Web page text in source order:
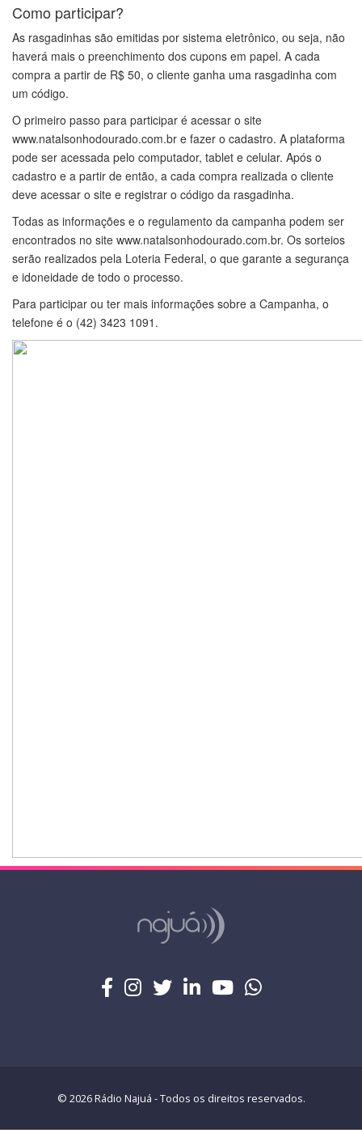
Como participar?
As rasgadinhas são emitidas por sistema eletrônico, ou seja, não
haverá mais o preenchimento dos cupons em papel. A cada
compra a partir de R$ 50, o cliente ganha uma rasgadinha com
um código.
O primeiro passo para participar é acessar o site
www.natalsonhodourado.com.br e fazer o cadastro. A plataforma
pode ser acessada pelo computador, tablet e celular. Após o
cadastro e a partir de então, a cada compra realizada o cliente
deve acessar o site e registrar o código da rasgadinha.
Todas as informações e o regulamento da campanha podem ser
encontrados no site www.natalsonhodourado.com.br. Os sorteios
serão realizados pela Loteria Federal, o que garante a segurança
e idoneidade de todo o processo.
Para participar ou ter mais informações sobre a Campanha, o
telefone é o (42) 3423 1091.
© 2026 Rádio Najuá - Todos os direitos reservados.